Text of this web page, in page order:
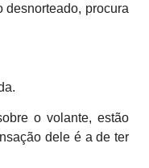
desnorteado, procura
o volante, estão
dele é a de ter